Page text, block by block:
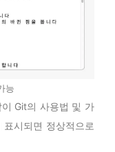
능
Git의 사용법 및 가
시되면 정상적으로